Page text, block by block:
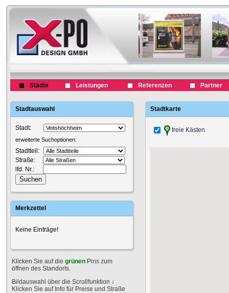
Städte Leistungen Referenzen Partner
Stadtauswahl
Stadt:
erweiterte Suchoptionen:
Stadtteil:
Straße:
lfd. Nr.:
Merkzettel
Keine Einträge!
Klicken Sie auf die grünen Pins zum
öffnen des Standorts.
Bildauswahl über die Scrollfunktion ↓
Klicken Sie auf Info für Preise und Straße
Stadtkarte
freie Kästen